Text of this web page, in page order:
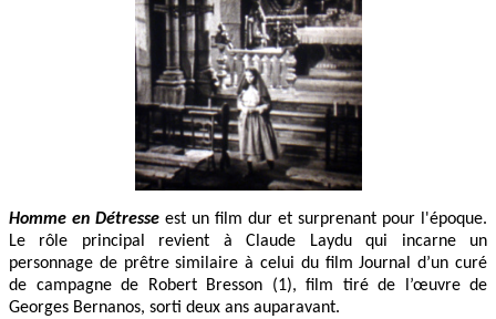
Homme en Détresse est un film dur et surprenant pour l'époque.
Le rôle principal revient à Claude Laydu qui incarne un
personnage de prêtre similaire à celui du film Journal d’un curé
de campagne de Robert Bresson (1), film tiré de l’œuvre de
Georges Bernanos, sorti deux ans auparavant.